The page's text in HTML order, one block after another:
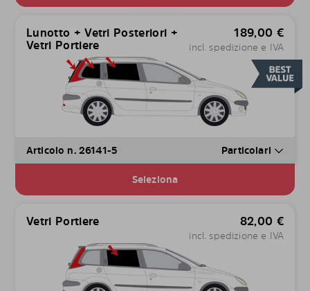
Lunotto + Vetri Posteriori +
Vetri Portiere
189,00 €
incl. spedizione e IVA
Articolo n. 26141-5 Particolari
Seleziona
Vetri Portiere 82,00 €
incl. spedizione e IVA